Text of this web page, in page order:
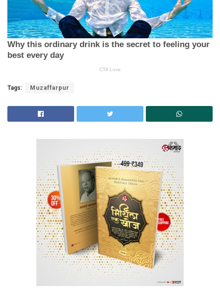
Tags: Muzaffarpur